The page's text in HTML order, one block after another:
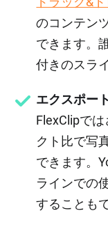
のコンテン
できます。
付きのスラ
エクスポー
FlexClipで
クト比で写
できます。
ラインでの
することも